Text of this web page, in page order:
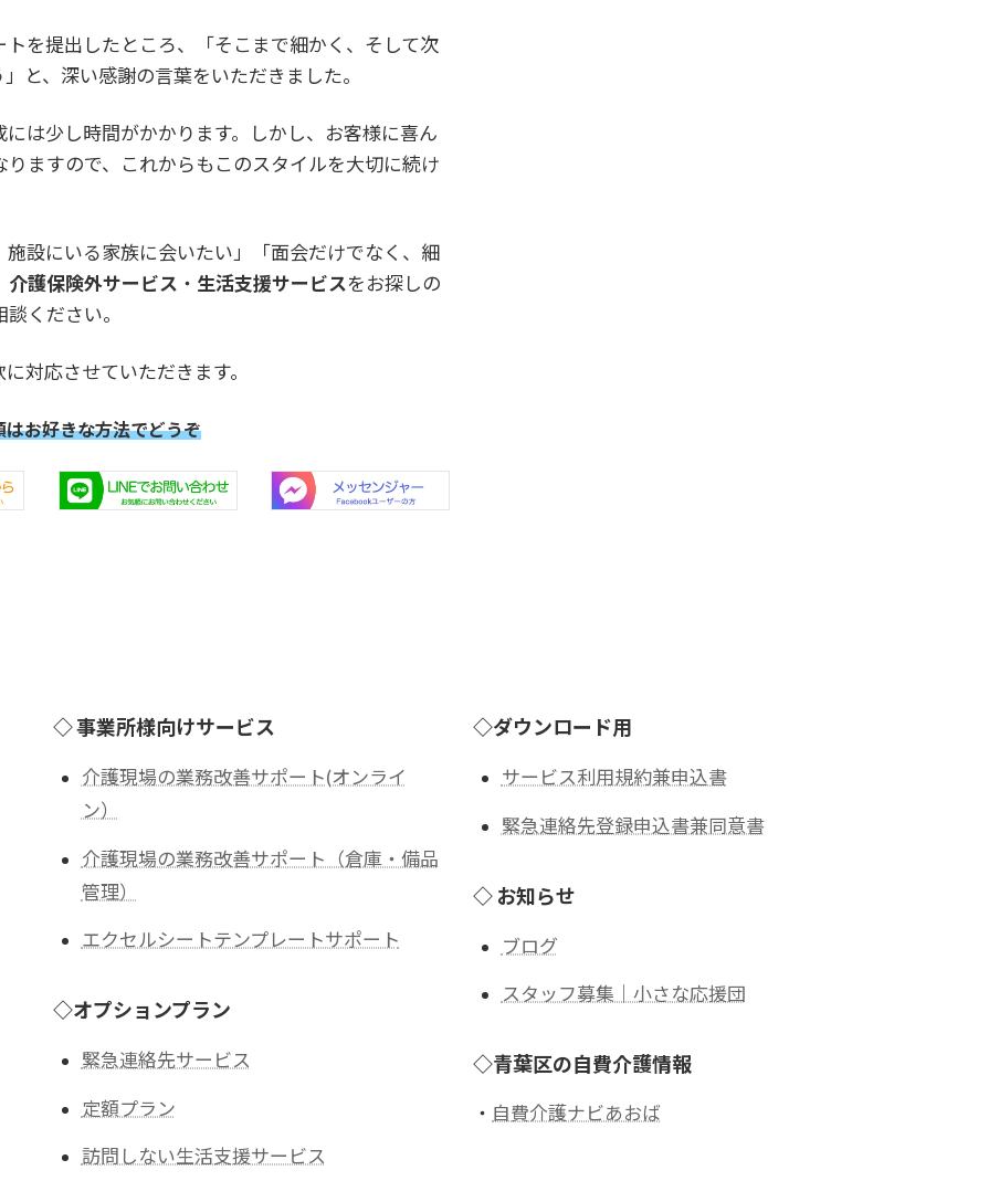
を提出したところ、「そこまで細かく、そして次
と、深い感謝の言葉をいただきました。
は少し時間がかかります。しかし、お客様に喜ん
ますので、これからもこのスタイルを大切に続け
設にいる家族に会いたい」「面会だけでなく、細
介護保険外サービス ・ 生活支援サービスをお探しの
ください。
対応させていただきます。
はお好きな方法でどうぞ
◇ 事業所様向けサービス
介護現場の業務改善サポート(オンライ
ン）
介護現場の業務改善サポート（倉庫・備品
管理）
エクセルシートテンプレートサポート
◇オプションプラン
緊急連絡先サービス
定額プラン
訪問しない生活支援サービス
◇ダウンロード用
サービス利用規約兼申込書
緊急連絡先登録申込書兼同意書
◇ お知らせ
ブログ
スタッフ募集｜小さな応援団
◇青葉区の自費介護情報
・ 自費介護ナビあおば